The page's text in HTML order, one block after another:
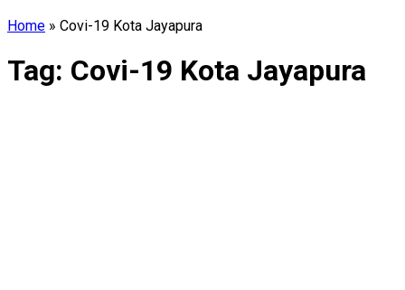
Home » Covi-19 Kota Jayapura
Tag: Covi-19 Kota Jayapura